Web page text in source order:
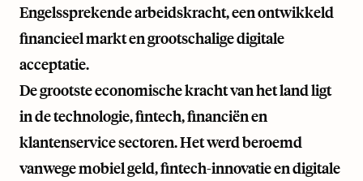
Engelssprekende arbeidskracht, een ontwikkeld
financieel markt en grootschalige digitale
acceptatie.
De grootste economische kracht van het land ligt
in de technologie, fintech, financiën en
klantenservice sectoren. Het werd beroemd
vanwege mobiel geld, fintech-innovatie en digitale